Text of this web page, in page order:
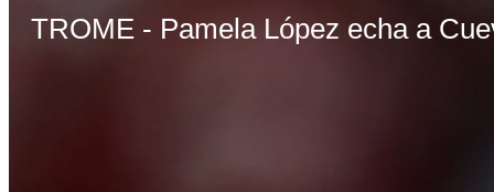
TROME - Pamela López echa a